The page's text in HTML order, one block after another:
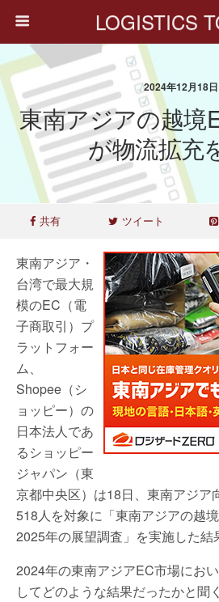
LOGISTICS
2024年12月18日
東南アジアの越境
が物流拡充
共有 ツイート
東南アジア・
台湾で最大規
模のEC（電
子商取引）プ
ラットフォー
ム、
Shopee（シ
ョッピー）の
日本法人であ
るショッピー
ジャパン（東
京都中央区）は18日、東南アジア
518人を対象に「東南アジアの越
2025年の展望調査」を実施した結
2024年の東南アジアEC市場にお
してどのような結果だったかと聞